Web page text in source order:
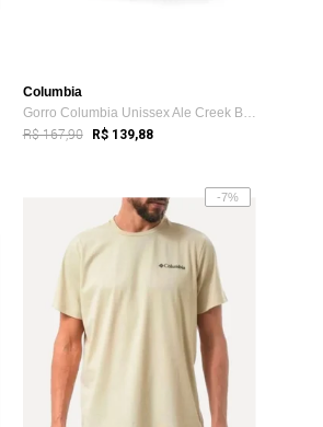
Columbia
Gorro Columbia Unissex Ale Creek Beanie
R$ 167,90 R$ 139,88
-7%